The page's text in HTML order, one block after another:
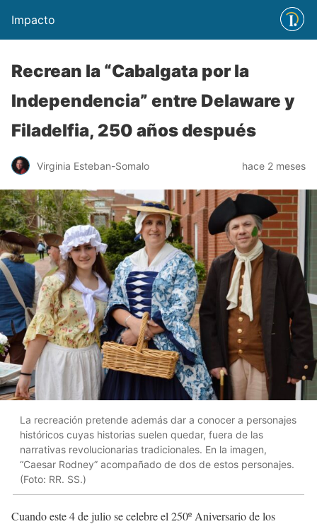
Impacto
Recrean la “Cabalgata por la
Independencia” entre Delaware y
Filadelfia, 250 años después
Virginia Esteban-Somalo hace 2 meses
La recreación pretende además dar a conocer a personajes
históricos cuyas historias suelen quedar, fuera de las
narrativas revolucionarias tradicionales. En la imagen,
“Caesar Rodney” acompañado de dos de estos personajes.
(Foto: RR. SS.)
Cuando este 4 de julio se celebre el 250º Aniversario de los